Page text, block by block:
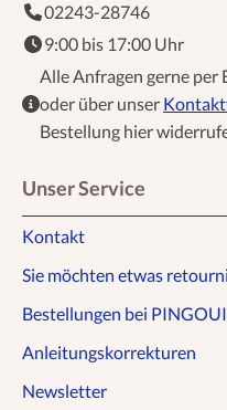
02243-28746
9:00 bis 17:00 Uhr
Alle Anfragen gerne per
oder über unser
Bestellung hier
Unser Service
Kontakt
Sie möchten etwas
Bestellungen bei
Anleitungskorrekturen
Newsletter